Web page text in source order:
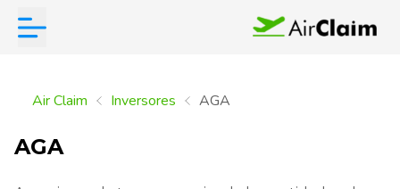
Air Claim Inversores AGA
AGA